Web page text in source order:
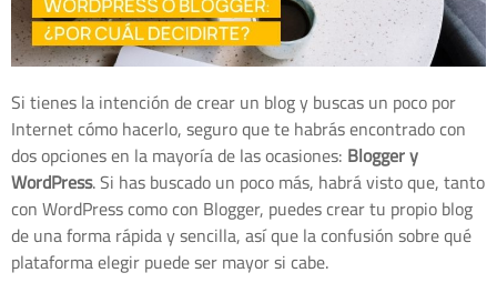
Si tienes la intención de crear un blog y buscas un poco por
Internet cómo hacerlo, seguro que te habrás encontrado con
dos opciones en la mayoría de las ocasiones: Blogger y
WordPress. Si has buscado un poco más, habrá visto que, tanto
con WordPress como con Blogger, puedes crear tu propio blog
de una forma rápida y sencilla, así que la confusión sobre qué
plataforma elegir puede ser mayor si cabe.